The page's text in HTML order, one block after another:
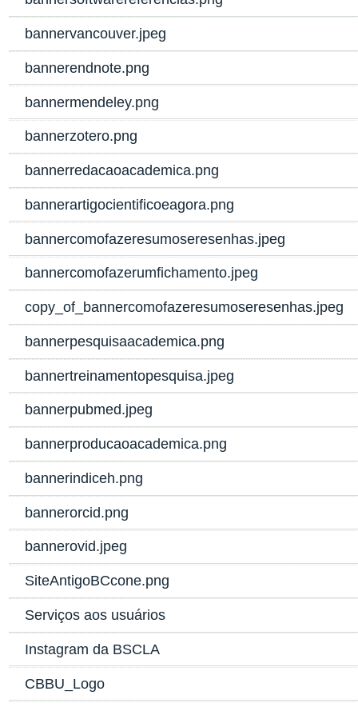
bannervancouver.jpeg
bannerendnote.png
bannermendeley.png
bannerzotero.png
bannerredacaoacademica.png
bannerartigocientificoeagora.png
bannercomofazeresumoseresenhas.jpeg
bannercomofazerumfichamento.jpeg
copy_of_bannercomofazeresumoseresenhas.jpeg
bannerpesquisaacademica.png
bannertreinamentopesquisa.jpeg
bannerpubmed.jpeg
bannerproducaoacademica.png
bannerindiceh.png
bannerorcid.png
bannerovid.jpeg
SiteAntigoBCcone.png
Serviços aos usuários
Instagram da BSCLA
CBBU_Logo